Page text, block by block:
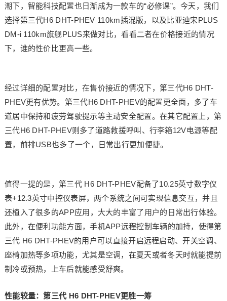
潮下，智能科技配置也日渐成为一款车的“必修课”。今天，我们
选择第三代H6 DHT-PHEV 110km插混版，以及比亚迪宋PLUS
DM-i 110km旗舰PLUS来做对比，看看二者在价格接近的情况
下，谁的性价比更高一些。
经过详细的配置对比，在售价接近的情况下，第三代H6 DHT-
PHEV更有优势。第三代H6 DHT-PHEV的配置更全面，多了车
道居中保持和疲劳驾驶提示等主动安全配置。在其它配置上，第
三代H6 DHT-PHEV则多了道路救援呼叫、行李箱12V电源等配
置，前排USB也多了一个，日常出行更加便捷。
值得一提的是，第三代 H6 DHT-PHEV配备了10.25英寸数字仪
表+12.3英寸中控仪表屏，两个系统之间可实现信息交互，并且
还植入了很多的APP应用，大大的丰富了用户的日常出行体验。
此外，在便利功能方面，手机APP远程控制车辆的加持，使得第
三代 H6 DHT-PHEV的用户可以直接开启远程启动、开关空调、
座椅加热等多项功能，尤其是空调，在夏天或者冬天时就能提前
制冷或预热，上车后就能感受舒爽。
性能较量：第三代 H6 DHT-PHEV更胜一筹